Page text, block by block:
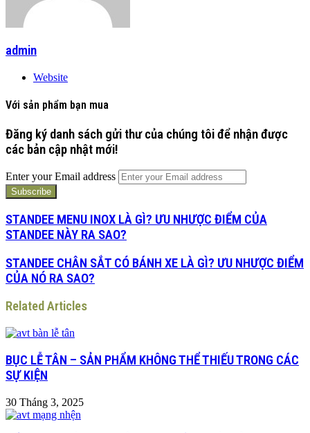
admin
Website
Với sản phẩm bạn mua
Đăng ký danh sách gửi thư của chúng tôi để nhận được
các bản cập nhật mới!
Enter your Email address
STANDEE MENU INOX LÀ GÌ? ƯU NHƯỢC ĐIỂM CỦA
STANDEE NÀY RA SAO?
STANDEE CHÂN SẮT CÓ BÁNH XE LÀ GÌ? ƯU NHƯỢC ĐIỂM
CỦA NÓ RA SAO?
Related Articles
BỤC LỄ TÂN – SẢN PHẨM KHÔNG THỂ THIẾU TRONG CÁC
SỰ KIỆN
30 Tháng 3, 2025